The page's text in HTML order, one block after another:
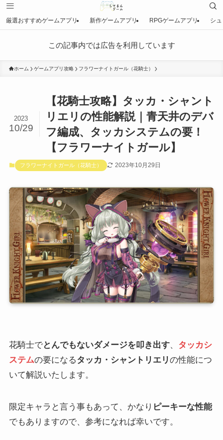
厳選おすすめゲームアプリ 新作ゲームアプリ RPGゲームアプリ シ
この記事内では広告を利用しています
ホーム ゲームアプリ攻略 フラワーナイトガール（花騎士）
【花騎士攻略】タッカ・シャント
リエリの性能解説｜青天井のデバ
フ編成、タッカシステムの要！
【フラワーナイトガール】
2023
10/29
フラワーナイトガール（花騎士） 2023年10月29日
花騎士でとんでもないダメージを叩き出す、 タッカシ
ステムの要になるタッカ・シャントリエリの性能につ
いて解説いたします。
限定キャラと言う事もあって、かなり ピーキーな性能
でもありますので、参考になれば幸いです。